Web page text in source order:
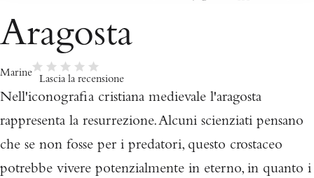
Aragosta
Marine
Lascia la recensione
Nell'iconografia cristiana medievale l'aragosta
rappresenta la resurrezione. Alcuni scienziati pensano
che se non fosse per i predatori, questo crostaceo
potrebbe vivere potenzialmente in eterno, in quanto i